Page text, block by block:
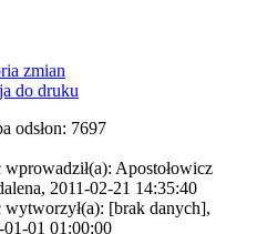
zmian
do druku
odsłon: 7697
wprowadził(a): Apostołowicz
2011-02-21 14:35:40
wytworzył(a): [brak danych],
01-01 01:00:00